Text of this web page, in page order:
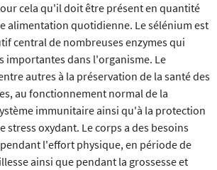
cela qu'il doit être présent en quantité
alimentation quotidienne. Le sélénium est
central de nombreuses enzymes qui
importantes dans l'organisme. Le
autres à la préservation de la santé des
au fonctionnement normal de la
immunitaire ainsi qu'à la protection
stress oxydant. Le corps a des besoins
l'effort physique, en période de
ainsi que pendant la grossesse et